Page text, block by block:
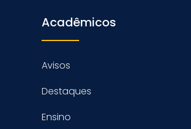
Acadêmicos
Avisos
Destaques
Ensino